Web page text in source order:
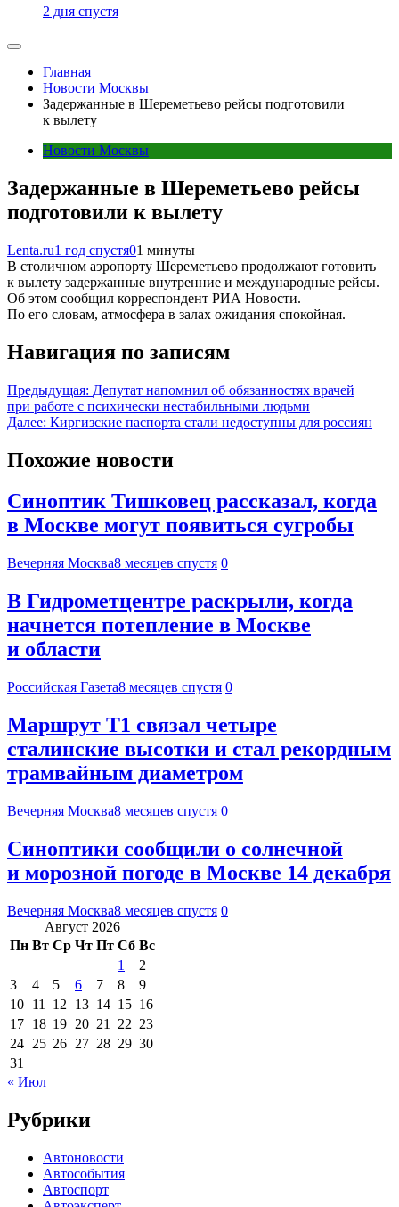
2 дня спустя
Главная
Новости Москвы
Задержанные в Шереметьево рейсы подготовили
к вылету
Новости Москвы
Задержанные в Шереметьево рейсы
подготовили к вылету
Lenta.ru1 год спустя01 минуты
В столичном аэропорту Шереметьево продолжают готовить
к вылету задержанные внутренние и международные рейсы.
Об этом сообщил корреспондент РИА Новости.
По его словам, атмосфера в залах ожидания спокойная.
Навигация по записям
Предыдущая: Депутат напомнил об обязанностях врачей
при работе с психически нестабильными людьми
Далее: Киргизские паспорта стали недоступны для россиян
Похожие новости
Синоптик Тишковец рассказал, когда
в Москве могут появиться сугробы
Вечерняя Москва8 месяцев спустя 0
В Гидрометцентре раскрыли, когда
начнется потепление в Москве
и области
Российская Газета8 месяцев спустя 0
Маршрут Т1 связал четыре
сталинские высотки и стал рекордным
трамвайным диаметром
Вечерняя Москва8 месяцев спустя 0
Синоптики сообщили о солнечной
и морозной погоде в Москве 14 декабря
Вечерняя Москва8 месяцев спустя 0
Август 2026
Пн Вт Ср Чт Пт Сб Вс
1
2
3
4 5 6 7 8
9
10 11 12 13 14 15 16
17 18 19 20 21 22 23
24 25 26 27 28 29 30
31
« Июл
Рубрики
Автоновости
Автособытия
Автоспорт